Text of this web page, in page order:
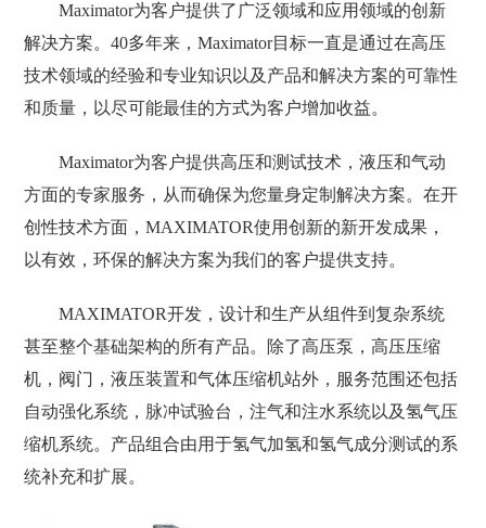
Maximator为客户提供了广泛领域和应用领域的创新
解决方案。40多年来，Maximator目标一直是通过在高压
技术领域的经验和专业知识以及产品和解决方案的可靠性
和质量，以尽可能最佳的方式为客户增加收益。
Maximator为客户提供高压和测试技术，液压和气动
方面的专家服务，从而确保为您量身定制解决方案。在开
创性技术方面，MAXIMATOR使用创新的新开发成果，
以有效，环保的解决方案为我们的客户提供支持。
MAXIMATOR开发，设计和生产从组件到复杂系统
甚至整个基础架构的所有产品。除了高压泵，高压压缩
机，阀门，液压装置和气体压缩机站外，服务范围还包括
自动强化系统，脉冲试验台，注气和注水系统以及氢气压
缩机系统。产品组合由用于氢气加氢和氢气成分测试的系
统补充和扩展。